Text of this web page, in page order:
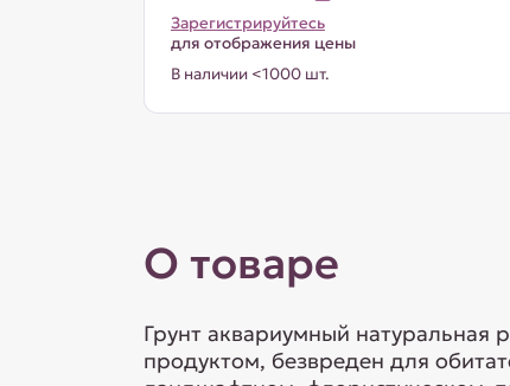
Зарегистрируйтесь
для отображения цены
В наличии <1000 шт.
О товаре
Грунт аквариумный натуральная
продуктом, безвреден для